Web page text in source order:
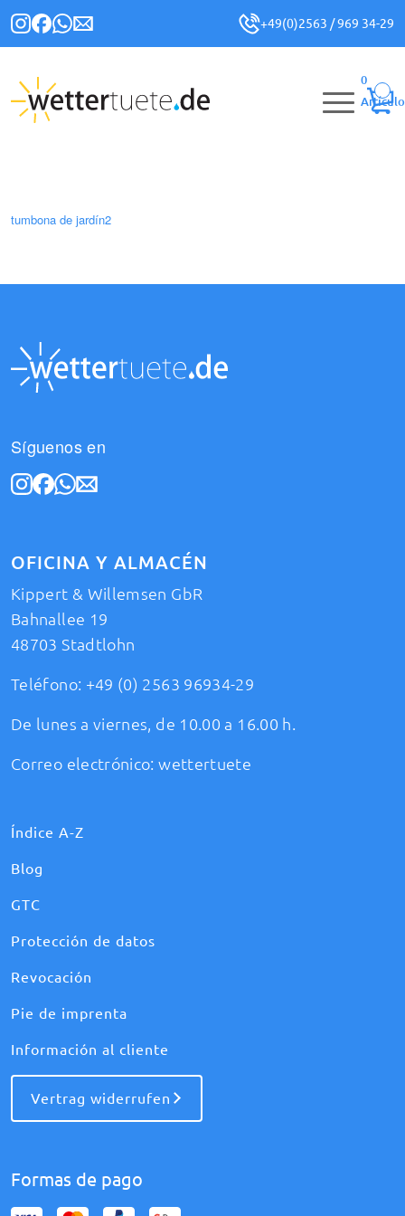
+49(0)2563 / 969 34-29
0
Artículo
tumbona de jardín2
Síguenos en
OFICINA Y ALMACÉN
Kippert & Willemsen GbR
Bahnallee 19
48703 Stadtlohn
Teléfono: +49 (0) 2563 96934-29
De lunes a viernes, de 10.00 a 16.00 h.
Correo electrónico:wettertuete
Índice A-Z
Blog
GTC
Protección de datos
Revocación
Pie de imprenta
Información al cliente
Vertrag widerrufen
Formas de pago